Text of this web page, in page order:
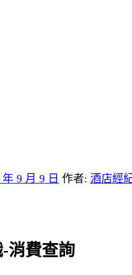
年 9 月 9 日 作者: 酒店經
消費查詢